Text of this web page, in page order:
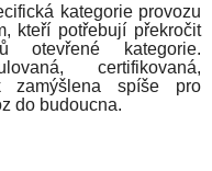
kategorie provozu
kteří potřebují překročit
otevřené kategorie.
certifikovaná,
zamýšlena spíše pro
do budoucna.